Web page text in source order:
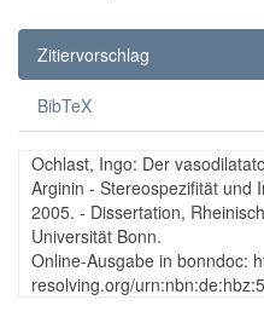
Zitiervorschlag
BibTeX
Ochlast, Ingo: Der
Arginin - Stereospezifität und
2005. - Dissertation,
Universität Bonn.
Online-Ausgabe in bonndoc:
resolving.org/